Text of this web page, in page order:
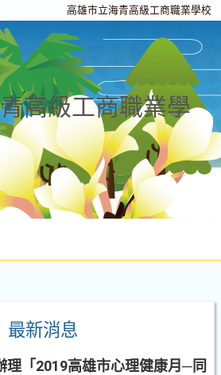
高雄市立海青高級工商職業學校
高級工商職業學
最新消息
理「2019高雄市心理健康月─同